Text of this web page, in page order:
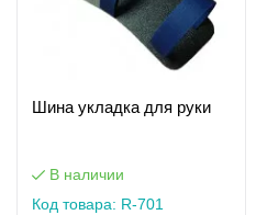
Шина укладка для руки
В наличии
Код товара: R-701